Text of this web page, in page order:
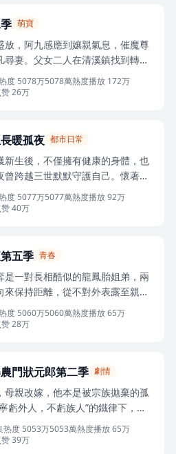
萌寶
放，阿九感應到孃親氣息，催魔尊
尋妻。父女二人在清溪鎮找到轉世
梨。阿九暖心陪伴、默默守護，一
念梨的心，一家人溫情相伴。不料
終大戰爆發，蘇念梨恢復全部記
醒天魔血脈，與殷墨淵、阿九並肩
度 5078万5078萬熱度播放 172万
赞 26万
暖孤夜 都市日常
新生後，不僅擁有健康的身體，也
曾跨越三世默默守護自己。懷著感
她告別安穩生活，前往帝都主動靠
隱藏情感的男人。相處中，她逐漸
此理解、相互治癒，也學會珍惜生
度 5077万5077萬熱度播放 92万
赞 40万
五季 青春
是一對長相酷似的龍鳳胎姐弟，兩
來保持距離，從不對外表露至親關
性灑脫，一人清冷優秀，性格截然
覺醒記憶後的商姎，一心守護溫柔
離，攜手解鎖生活裡的溫柔點滴，
彼此陪伴，奔赴屬於自己的溫暖時
度 5060万5060萬熱度播放 65万
赞 28万
門狀元郎第二季 劇情
母親改嫁，他本是被宗族拋棄的孤
虧外人，不虧族人”的鐵律下，全
，供他一人走進學堂。在這個人命
代，他捧起的不是書，是全族人的
热度 5053万5053萬熱度播放 65万
赞 39万